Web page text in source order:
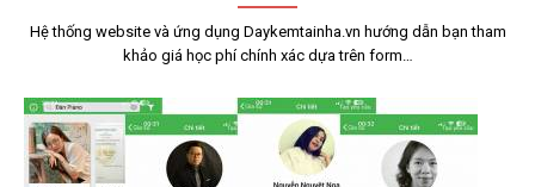
Hệ thống website và ứng dụng Daykemtainha.vn hướng dẫn bạn tham
khảo giá học phí chính xác dựa trên form…